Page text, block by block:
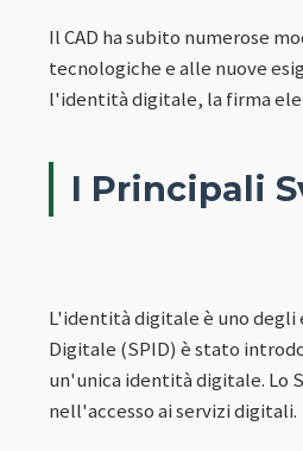
Il CAD ha subito numerose
tecnologiche e alle nuove
l'identità digitale, la firma
I Principali
L'identità digitale è uno
Digitale (SPID) è stato
un'unica identità digitale. Lo
nell'accesso ai servizi digitali.